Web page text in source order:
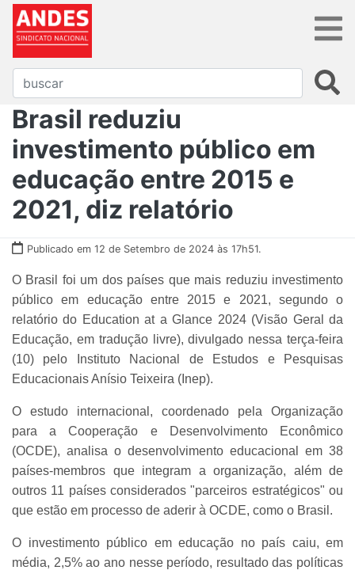
Brasil reduziu
investimento público em
educação entre 2015 e
2021, diz relatório
Publicado em 12 de Setembro de 2024 às 17h51.
O Brasil foi um dos países que mais reduziu investimento
público em educação entre 2015 e 2021, segundo o
relatório do Education at a Glance 2024 (Visão Geral da
Educação, em tradução livre), divulgado nessa terça-feira
(10) pelo Instituto Nacional de Estudos e Pesquisas
Educacionais Anísio Teixeira (Inep).
O estudo internacional, coordenado pela Organização
para a Cooperação e Desenvolvimento Econômico
(OCDE), analisa o desenvolvimento educacional em 38
países-membros que integram a organização, além de
outros 11 países considerados "parceiros estratégicos" ou
que estão em processo de aderir à OCDE, como o Brasil.
O investimento público em educação no país caiu, em
média, 2,5% ao ano nesse período, resultado das políticas